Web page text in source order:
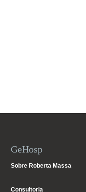
GeHosp
Sobre Roberta Massa
Consultoria